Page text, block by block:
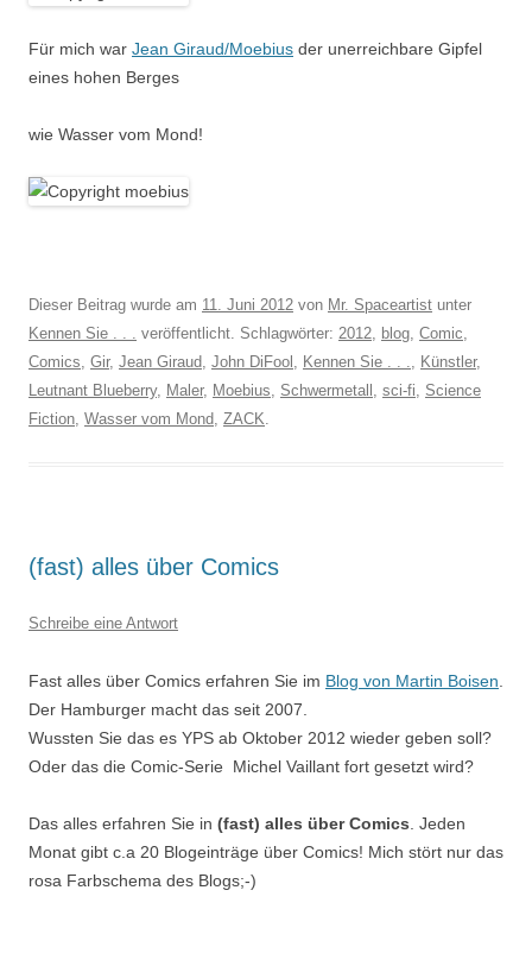
Für mich war Jean Giraud/Moebius der unerreichbare Gipfel
eines hohen Berges
wie Wasser vom Mond!
Dieser Beitrag wurde am 11. Juni 2012 von Mr. Spaceartist unter
Kennen Sie . . . veröffentlicht. Schlagwörter: 2012, blog, Comic,
Comics, Gir, Jean Giraud, John DiFool , Kennen Sie . . ., Künstler,
Leutnant Blueberry, Maler, Moebius, Schwermetall , sci-fi, Science
Fiction, Wasser vom Mond, ZACK.
(fast) alles über Comics
Schreibe eine Antwort
Fast alles über Comics erfahren Sie im Blog von Martin Boisen
Der Hamburger macht das seit 2007.
Wussten Sie das es YPS ab Oktober 2012 wieder geben soll?
Oder das die Comic-Serie Michel Vaillant fort gesetzt wird?
Das alles erfahren Sie in (fast) alles über Comics . Jeden
Monat gibt c.a 20 Blogeinträge über Comics! Mich stört nur das
rosa Farbschema des Blogs;-)